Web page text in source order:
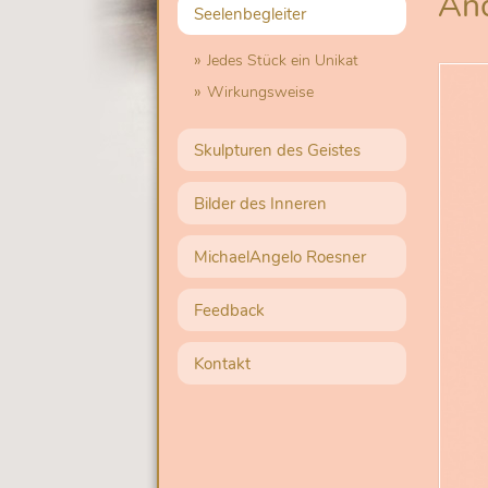
überspringen
Seelenbegleiter
Jedes Stück ein Unikat
Wirkungsweise
Skulpturen des Geistes
Bilder des Inneren
MichaelAngelo Roesner
Feedback
Kontakt